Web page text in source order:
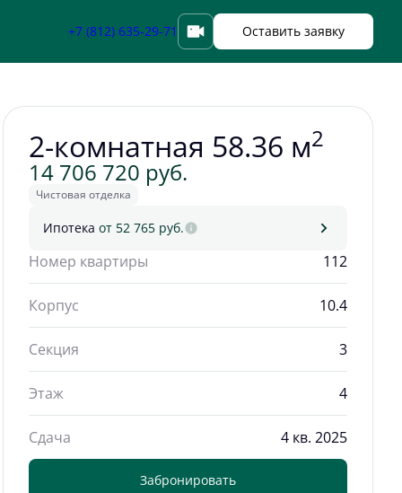
+7 (812) 635-29-71 Оставить заявку
Забронировать
2-комнатная 58.36 м2
14 706 720 руб.
Чистовая отделка
Ипотека от 52 765 руб.
Номер квартиры 112
Корпус 10.4
Секция 3
Этаж 4
Сдача 4 кв. 2025
Забронировать